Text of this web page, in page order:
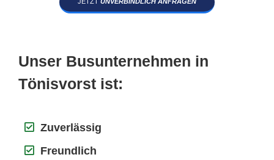
Unser Busunternehmen in
Tönisvorst ist:
Zuverlässig
Freundlich